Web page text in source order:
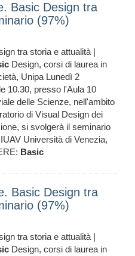
Basic Design tra
(97%)
tra storia e attualità |
Design, corsi di laurea in
Unipa Lunedì 2
10.30, presso l'Aula 10
delle Scienze, nell'ambito
di Visual Design dei
si svolgerà il seminario
Università di Venezia,
Basic
Basic Design tra
(97%)
tra storia e attualità |
Design, corsi di laurea in